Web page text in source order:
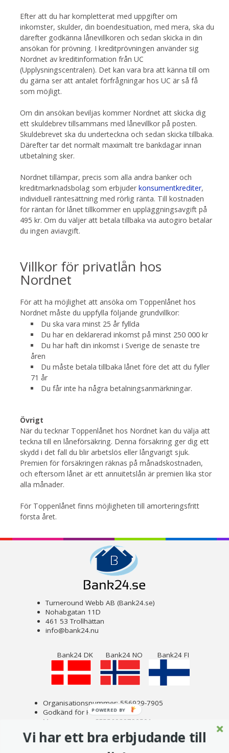
Efter att du har kompletterat med uppgifter om
inkomster, skulder, din boendesituation, med mera, ska du
därefter godkänna lånevillkoren och sedan skicka in din
ansökan för prövning. I kreditprövningen använder sig
Nordnet av kreditinformation från UC
(Upplysningscentralen). Det kan vara bra att känna till om
du gärna ser att antalet förfrågningar hos UC är så få
som möjligt.
Om din ansökan beviljas kommer Nordnet att skicka dig
ett skuldebrev tillsammans med lånevillkor på posten.
Skuldebrevet ska du underteckna och sedan skicka tillbaka.
Därefter tar det normalt maximalt tre bankdagar innan
utbetalning sker.
Nordnet tillämpar, precis som alla andra banker och
kreditmarknadsbolag som erbjuder konsumentkrediter,
individuell räntesättning med rörlig ränta. Till kostnaden
för räntan för lånet tillkommer en uppläggningsavgift på
495 kr. Om du väljer att betala tillbaka via autogiro betalar
du ingen aviavgift.
Villkor för privatlån hos
Nordnet
För att ha möjlighet att ansöka om Toppenlånet hos
Nordnet måste du uppfylla följande grundvillkor:
Du ska vara minst 25 år fyllda
Du har en deklarerad inkomst på minst 250 000 kr
Du har haft din inkomst i Sverige de senaste tre
åren
Du måste betala tillbaka lånet före det att du fyller
71 år
Du får inte ha några betalningsanmärkningar.
Övrigt
När du tecknar Toppenlånet hos Nordnet kan du välja att
teckna till en låneförsäkring. Denna försäkring ger dig ett
skydd i det fall du blir arbetslös eller långvarigt sjuk.
Premien för försäkringen räknas på månadskostnaden,
och eftersom lånet är ett annuitetslån är premien lika stor
alla månader.
För Toppenlånet finns möjligheten till amorteringsfritt
första året.
Turneround Webb AB (Bank24.se)
Nohabgatan 11D
461 53 Trollhättan
info@bank24.nu
Bank24 DK Bank24 NO Bank24 FI
Organisationsnummer: 556929-7905
Godkänd för F-skatt
Momsnummer: SE556929790501
Om Bank24
Copyright © 2023 Turneround Webb AB
Vi har ett bra erbjudande till
POWERED BY